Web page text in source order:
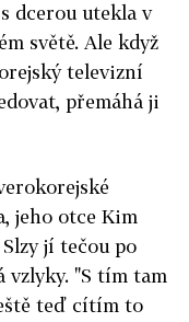
dcerou utekla v
světě. Ale když
televizní
přemáhá ji
jeho otce Kim
jí tečou po
vzlyky. "S tím tam
teď cítím to